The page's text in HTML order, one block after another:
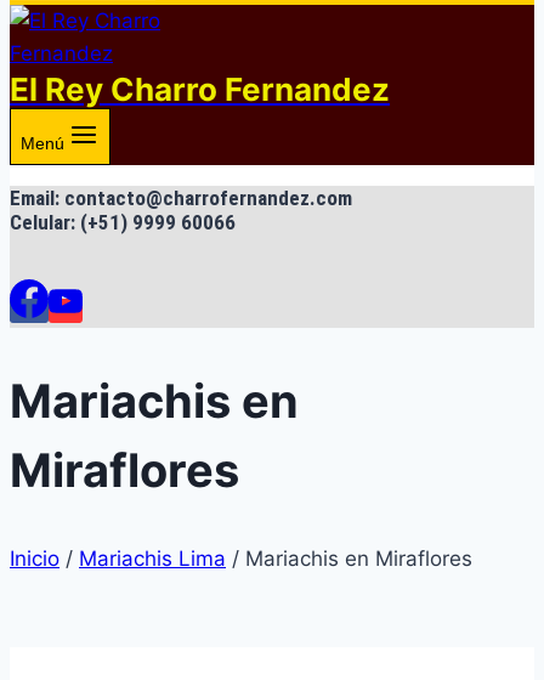
El Rey Charro Fernandez
Menú
Email: contacto@charrofernandez.com
Celular: (+51) 9999 60066
Mariachis en
Miraflores
Inicio / Mariachis Lima / Mariachis en Miraflores